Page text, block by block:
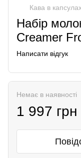
Кава в
Набір
Creamer
Написати відгук
Немає в наявності
1 997 грн